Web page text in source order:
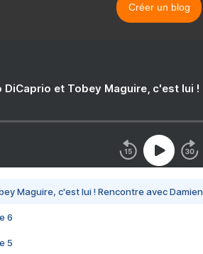
Créer un blog
DiCaprio et Tobey Maguire, c'est lui
Maguire, c'est lui ! Rencontre avec
6
5